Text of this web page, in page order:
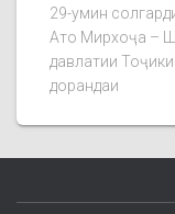
29-умин
Ато Мирхоҷа –
давлатии
дорандаи